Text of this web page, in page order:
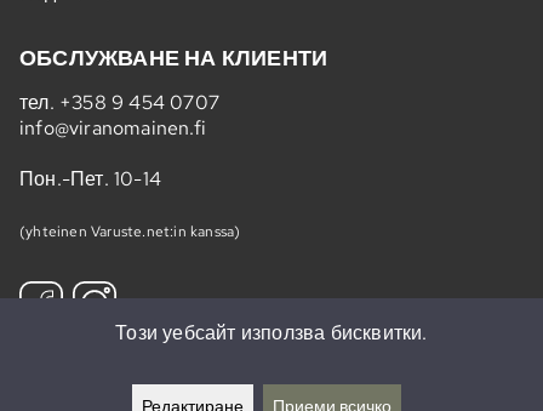
ОБСЛУЖВАНЕ НА КЛИЕНТИ
тел. +358 9 454 0707
info@viranomainen.fi
Пон.-Пет. 10-14
(yhteinen Varuste.net:in kanssa)
Абонирайте се за бюлетина »
Този уебсайт използва бисквитки.
Редактиране Приеми всичко